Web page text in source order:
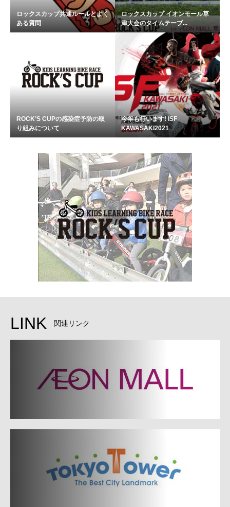
ロックスカップ共通ルールとよく
ある質問
ロックスカップ イオンモール草
津大会のタイムテーブ...
ROCK’S CUPの感染症予防の取
り組みについて
今年も行います! ISF
KAWASAKI2021
LINK 関連リンク